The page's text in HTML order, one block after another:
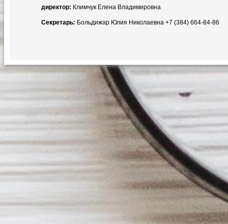
директор: Климчук Елена Владимировна
Секретарь: Больдижар Юлия Николаевна +7 (384) 664-84-86